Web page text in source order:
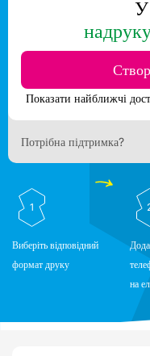
У
Потрібна підтримка?
1
Виберіть відповідний
формат друку
на